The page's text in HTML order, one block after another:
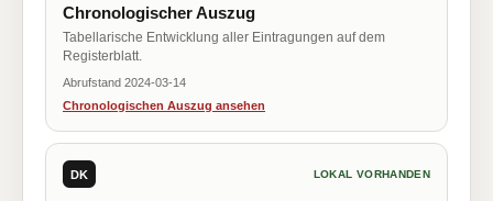
Chronologischer Auszug
Tabellarische Entwicklung aller Eintragungen auf dem
Registerblatt.
Abrufstand 2024-03-14
Chronologischen Auszug ansehen
DK LOKAL VORHANDEN